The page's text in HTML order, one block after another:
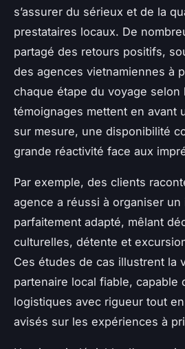
s’assurer du sérieux et de la
prestataires locaux. De
partagé des retours positifs,
des agences vietnamiennes à
chaque étape du voyage selon
témoignages mettent en avant
sur mesure, une disponibilité
grande réactivité face aux
Par exemple, des clients
agence a réussi à organiser un
parfaitement adapté, mêlant
culturelles, détente et
Ces études de cas illustrent la
partenaire local fiable, capable
logistiques avec rigueur tout
avisés sur les expériences à